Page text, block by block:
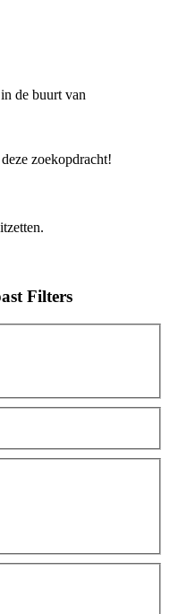
de buurt van
zoekopdracht!
Filters